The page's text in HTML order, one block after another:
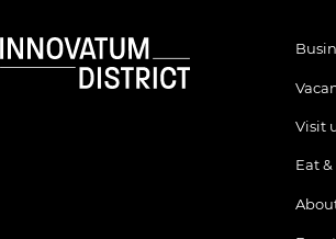
Visit
Eat